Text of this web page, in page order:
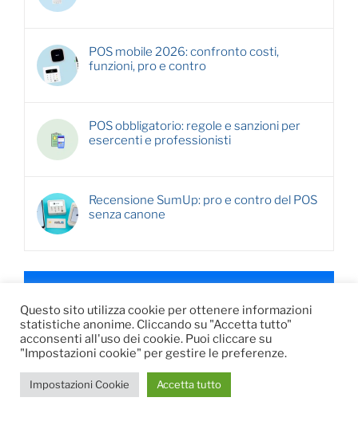
POS mobile 2026: confronto costi,
funzioni, pro e contro
POS obbligatorio: regole e sanzioni per
esercenti e professionisti
Recensione SumUp: pro e contro del POS
senza canone
Questo sito utilizza cookie per ottenere informazioni
statistiche anonime. Cliccando su "Accetta tutto"
acconsenti all'uso dei cookie. Puoi cliccare su
"Impostazioni cookie" per gestire le preferenze.
Impostazioni Cookie Accetta tutto